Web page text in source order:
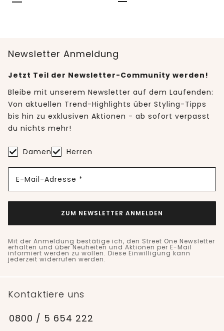
Newsletter Anmeldung
Jetzt Teil der Newsletter-Community werden!
Bleibe mit unserem Newsletter auf dem Laufenden:
Von aktuellen Trend-Highlights über Styling-Tipps
bis hin zu exklusiven Aktionen - ab sofort verpasst
du nichts mehr!
Damen Herren
E-Mail-Adresse *
ZUM NEWSLETTER ANMELDEN
Mit der Anmeldung bestätige ich, den Street One Newsletter
erhalten und über Neuheiten und Aktionen per E-Mail
informiert werden zu wollen. Diese Einwilligung kann
jederzeit widerrufen werden.
Kontaktiere uns
0800 / 5 654 222